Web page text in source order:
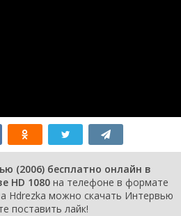
(2006) бесплатно онлайн в
HD 1080 на телефоне в формате
Hdrezka можно скачать Интервью
поставить лайк!